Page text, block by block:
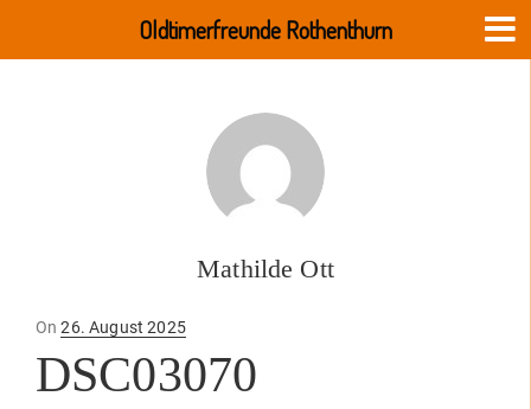
Mathilde Ott
OnPosted
26. August 2025
DSC03070
Oldtimerfreunde Rothenthurn